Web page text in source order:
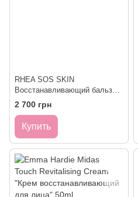
RHEA SOS SKIN
Восстанавливающий бальзам
для кожи лица и тела 75ml
2 700 грн
Купить